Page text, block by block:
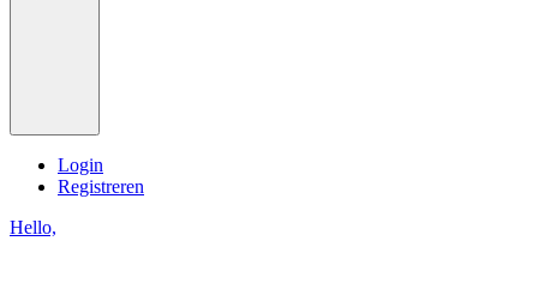
Login
Registreren
Hello,